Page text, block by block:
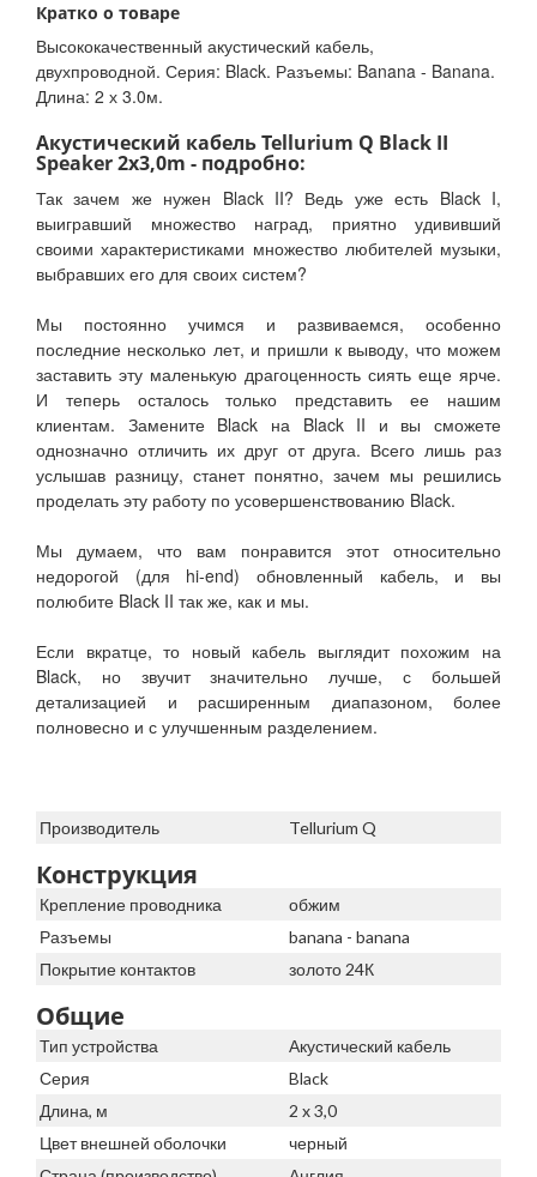
Кратко о товаре
Высококачественный акустический кабель,
двухпроводной. Серия: Black. Разъемы: Banana - Banana.
Длина: 2 х 3.0м.
Акустический кабель Tellurium Q Black II
Speaker 2x3,0m - подробно:
Так зачем же нужен Black II? Ведь уже есть Black I,
выигравший множество наград, приятно удививший
своими характеристиками множество любителей музыки,
выбравших его для своих систем?
Мы постоянно учимся и развиваемся, особенно
последние несколько лет, и пришли к выводу, что можем
заставить эту маленькую драгоценность сиять еще ярче.
И теперь осталось только представить ее нашим
клиентам. Замените Black на Black II и вы сможете
однозначно отличить их друг от друга. Всего лишь раз
услышав разницу, станет понятно, зачем мы решились
проделать эту работу по усовершенствованию Black.
Мы думаем, что вам понравится этот относительно
недорогой (для hi-end) обновленный кабель, и вы
полюбите Black II так же, как и мы.
Если вкратце, то новый кабель выглядит похожим на
Black, но звучит значительно лучше, с большей
детализацией и расширенным диапазоном, более
полновесно и с улучшенным разделением.
Производитель Tellurium Q
Конструкция
Крепление проводника
обжим
Разъемы
banana - banana
Покрытие контактов
золото 24К
Общие
Тип устройства
Акустический кабель
Серия
Black
Длина, м
2 x 3,0
Цвет внешней оболочки
черный